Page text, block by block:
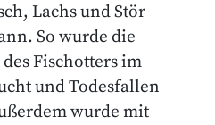
Lachs und Stör
So wurde die
Fischotters im
und Todesfallen
wurde mit